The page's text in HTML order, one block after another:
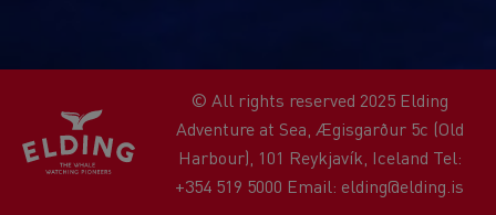
© All rights reserved 2025 Elding
Adventure at Sea, Ægisgarður 5c (Old
Harbour), 101 Reykjavík, Iceland Tel:
+354 519 5000 Email: elding@elding.is